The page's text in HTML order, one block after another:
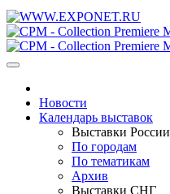
Новости
Календарь выставок
Выставки России
По городам
По тематикам
Архив
Выставки СНГ